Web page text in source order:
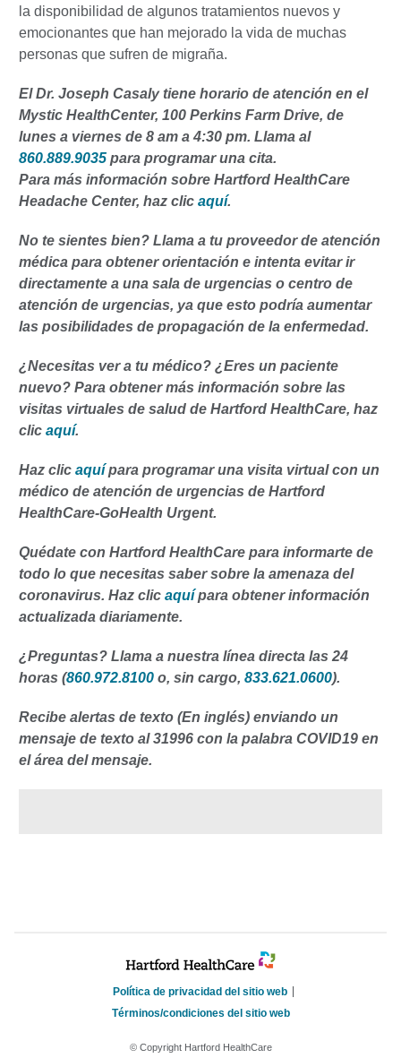
la disponibilidad de algunos tratamientos nuevos y
emocionantes que han mejorado la vida de muchas
personas que sufren de migraña.
El Dr. Joseph Casaly tiene horario de atención en el
Mystic HealthCenter, 100 Perkins Farm Drive, de
lunes a viernes de 8 am a 4:30 pm. Llama al
860.889.9035 para programar una cita.
Para más información sobre Hartford HealthCare
Headache Center, haz clic aquí.
No te sientes bien? Llama a tu proveedor de atención
médica para obtener orientación e intenta evitar ir
directamente a una sala de urgencias o centro de
atención de urgencias, ya que esto podría aumentar
las posibilidades de propagación de la enfermedad.
¿Necesitas ver a tu médico? ¿Eres un paciente
nuevo? Para obtener más información sobre las
visitas virtuales de salud de Hartford HealthCare, haz
clic aquí.
Haz clic aquí para programar una visita virtual con un
médico de atención de urgencias de Hartford
HealthCare-GoHealth Urgent.
Quédate con Hartford HealthCare para informarte de
todo lo que necesitas saber sobre la amenaza del
coronavirus. Haz clic aquípara obtener información
actualizada diariamente.
¿Preguntas? Llama a nuestra línea directa las 24
horas (860.972.8100 o, sin cargo, 833.621.0600).
Recibe alertas de texto (En inglés) enviando un
mensaje de texto al 31996 con la palabra COVID19 en
el área del mensaje.
Política de privacidad del sitio web
Términos/condiciones del sitio web
© Copyright Hartford HealthCare